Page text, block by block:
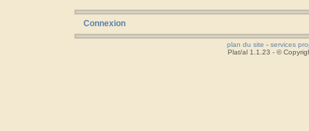
Connexion
plan du site - services
Plat/al 1.1.23 - ©